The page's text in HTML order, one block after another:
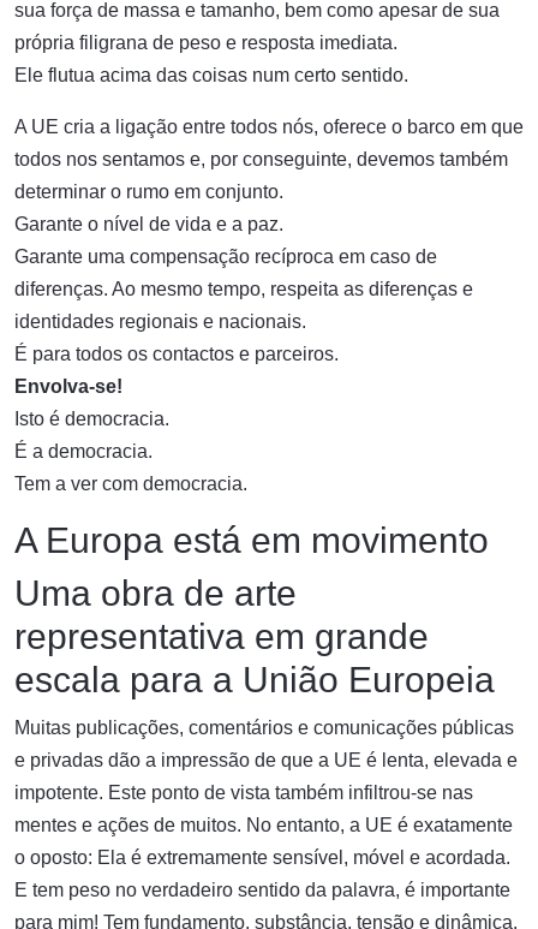
sua força de massa e tamanho, bem como apesar de sua
própria filigrana de peso e resposta imediata.
Ele flutua acima das coisas num certo sentido.
A UE cria a ligação entre todos nós, oferece o barco em que
todos nos sentamos e, por conseguinte, devemos também
determinar o rumo em conjunto.
Garante o nível de vida e a paz.
Garante uma compensação recíproca em caso de
diferenças. Ao mesmo tempo, respeita as diferenças e
identidades regionais e nacionais.
É para todos os contactos e parceiros.
Envolva-se!
Isto é democracia.
É a democracia.
Tem a ver com democracia.
A Europa está em movimento
Uma obra de arte
representativa em grande
escala para a União Europeia
Muitas publicações, comentários e comunicações públicas
e privadas dão a impressão de que a UE é lenta, elevada e
impotente. Este ponto de vista também infiltrou-se nas
mentes e ações de muitos. No entanto, a UE é exatamente
o oposto: Ela é extremamente sensível, móvel e acordada.
E tem peso no verdadeiro sentido da palavra, é importante
para mim! Tem fundamento, substância, tensão e dinâmica.